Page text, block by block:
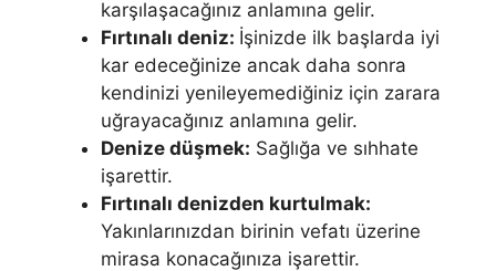
karşılaşacağınız anlamına gelir.
Fırtınalı deniz: İşinizde ilk başlarda iyi
kar edeceğinize ancak daha sonra
kendinizi yenileyemediğiniz için zarara
uğrayacağınız anlamına gelir.
De­nize düşmek: Sağlığa ve sıhhate
işarettir.
Fırtınalı denizden kurtulmak:
Yakınlarınızdan birinin vefatı üzerine
mirasa konacağınıza işarettir.